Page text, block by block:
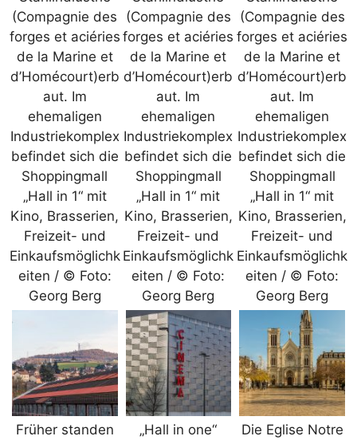
(Compagnie des
forges et aciéries
de la Marine et
d’Homécourt)erb
aut. Im
ehemaligen
Industriekomplex
befindet sich die
Shoppingmall
„Hall in 1“ mit
Kino, Brasserien,
Freizeit- und
Einkaufsmöglichk
eiten / © Foto:
Georg Berg
(Compagnie des
forges et aciéries
de la Marine et
d’Homécourt)erb
aut. Im
ehemaligen
Industriekomplex
befindet sich die
Shoppingmall
„Hall in 1“ mit
Kino, Brasserien,
Freizeit- und
Einkaufsmöglichk
eiten / © Foto:
Georg Berg
(Compagnie des
forges et aciéries
de la Marine et
d’Homécourt)erb
aut. Im
ehemaligen
Industriekomplex
befindet sich die
Shoppingmall
„Hall in 1“ mit
Kino, Brasserien,
Freizeit- und
Einkaufsmöglichk
eiten / © Foto:
Georg Berg
Früher standen
„Hall in one“
Die Eglise Notre